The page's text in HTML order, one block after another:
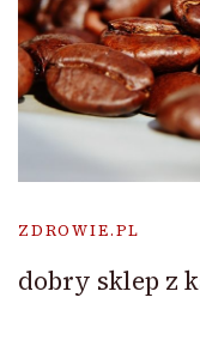
ZDROWIE.PL
dobry sklep z